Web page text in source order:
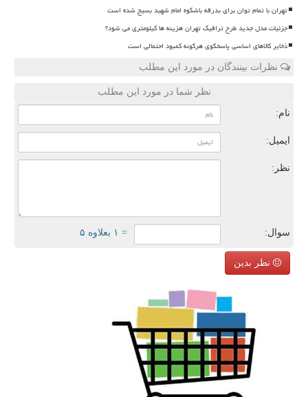
تهران با تمام توان برای بدرقه باشکوه امام شهید بسیج شده است
جزئیات مدل جدید طرح ترافیک تهران هزینه ها کیلومتری می شود؟
ذخایر کالاهای اساسی پاسخگوی هرگونه کمبود احتمالی است
نظرات بینندگان در مورد این مطلب
نظر شما در مورد این مطلب
نام:
ایمیل:
نظر:
سوال: = ۱ بعلاوه ۵
نظر بدین